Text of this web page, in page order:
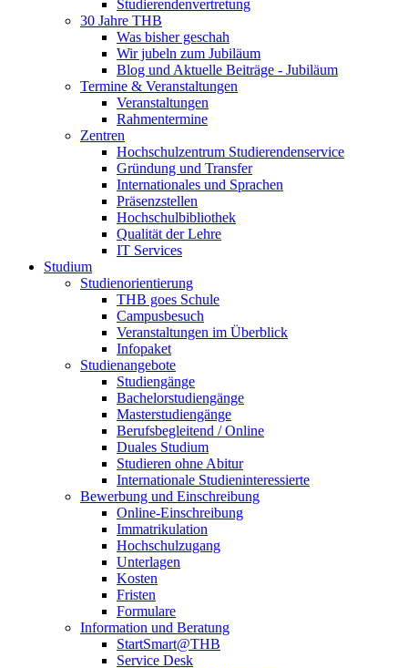
Studierendenvertretung
30 Jahre THB
Was bisher geschah
Wir jubeln zum Jubiläum
Blog und Aktuelle Beiträge - Jubiläum
Termine & Veranstaltungen
Veranstaltungen
Rahmentermine
Zentren
Hochschulzentrum Studierendenservice
Gründung und Transfer
Internationales und Sprachen
Präsenzstellen
Hochschulbibliothek
Qualität der Lehre
IT Services
Studium
Studienorientierung
THB goes Schule
Campusbesuch
Veranstaltungen im Überblick
Infopaket
Studienangebote
Studiengänge
Bachelorstudiengänge
Masterstudiengänge
Berufsbegleitend / Online
Duales Studium
Studieren ohne Abitur
Internationale Studieninteressierte
Bewerbung und Einschreibung
Online-Einschreibung
Immatrikulation
Hochschulzugang
Unterlagen
Kosten
Fristen
Formulare
Information und Beratung
StartSmart@THB
Service Desk